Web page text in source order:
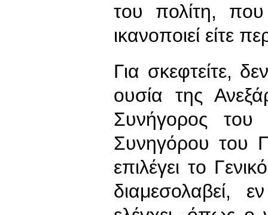
του πολίτη,
ικανοποιεί είτε
Για σκεφτείτε,
ουσία της
Συνήγορος
Συνηγόρου του
επιλέγει το
διαμεσολαβεί,